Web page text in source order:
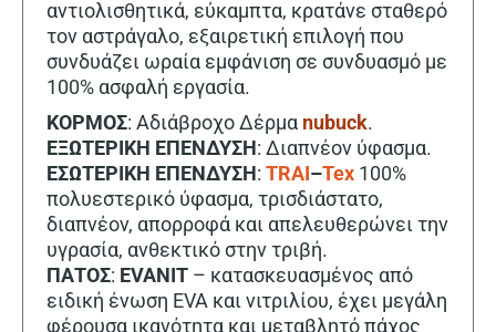
αντιολισθητικά, εύκαμπτα, κρατάνε σταθερό
τον αστράγαλο, εξαιρετική επιλογή που
συνδυάζει ωραία εμφάνιση σε συνδυασμό με
100% ασφαλή εργασία.
ΚΟΡΜΟΣ: Αδιάβροχο Δέρμα nubuck.
ΕΞΩΤΕΡΙΚΗ ΕΠΕΝΔΥΣΗ: Διαπνέον ύφασμα.
ΕΣΩΤΕΡΙΚΗ ΕΠΕΝΔΥΣΗ: TRAI–Tex 100%
πολυεστερικό ύφασμα, τρισδιάστατο,
διαπνέον, απορροφά και απελευθερώνει την
υγρασία, ανθεκτικό στην τριβή.
ΠΑΤΟΣ: EVANIT – κατασκευασμένος από
ειδική ένωση EVA και νιτριλίου, έχει μεγάλη
φέρουσα ικανότητα και μεταβλητό πάχος